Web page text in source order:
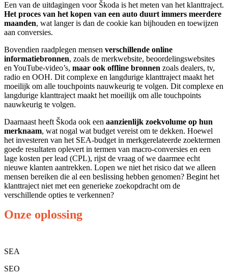
Een van de uitdagingen voor Škoda is het meten van het klanttraject.
Het proces van het kopen van een auto duurt immers meerdere
maanden, wat langer is dan de cookie kan bijhouden en toewijzen
aan conversies.
Bovendien raadplegen mensen verschillende online
informatiebronnen, zoals de merkwebsite, beoordelingswebsites
en YouTube-video’s, maar ook offline bronnen zoals dealers, tv,
radio en OOH. Dit complexe en langdurige klanttraject maakt het
moeilijk om alle touchpoints nauwkeurig te volgen. Dit complexe en
langdurige klanttraject maakt het moeilijk om alle touchpoints
nauwkeurig te volgen.
Daarnaast heeft Škoda ook een aanzienlijk zoekvolume op hun
merknaam, wat nogal wat budget vereist om te dekken. Hoewel
het investeren van het SEA-budget in merkgerelateerde zoektermen
goede resultaten oplevert in termen van macro-conversies en een
lage kosten per lead (CPL), rijst de vraag of we daarmee echt
nieuwe klanten aantrekken. Lopen we niet het risico dat we alleen
mensen bereiken die al een beslissing hebben genomen? Begint het
klanttraject niet met een generieke zoekopdracht om de
verschillende opties te verkennen?
Onze oplossing
SEA
SEO